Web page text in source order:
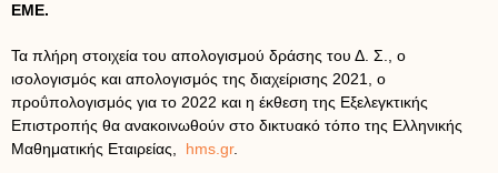
ΕΜΕ.
Τα πλήρη στοιχεία του απολογισμού δράσης του Δ. Σ., ο
ισολογισμός και απολογισμός της διαχείρισης 2021, ο
προΰπολογισμός για το 2022 και η έκθεση της Εξελεγκτικής
Επιστροπής θα ανακοινωθούν στο δικτυακό τόπο της Ελληνικής
Μαθηματικής Εταιρείας, hms.gr.